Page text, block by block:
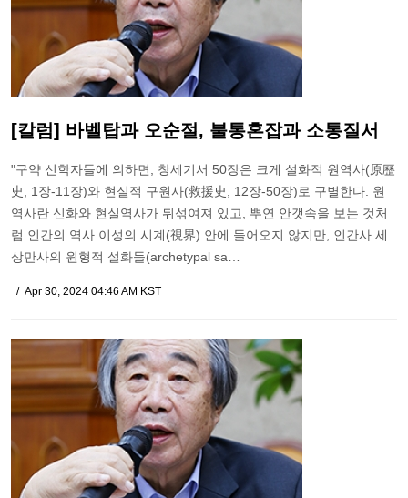
[칼럼] 바벨탑과 오순절, 불통혼잡과 소통질서
"구약 신학자들에 의하면, 창세기서 50장은 크게 설화적 원역사(原歷
史, 1장-11장)와 현실적 구원사(救援史, 12장-50장)로 구별한다. 원
역사란 신화와 현실역사가 뒤섞여져 있고, 뿌연 안갯속을 보는 것처
럼 인간의 역사 이성의 시계(視界) 안에 들어오지 않지만, 인간사 세
상만사의 원형적 설화들(archetypal sa…
Apr 30, 2024 04:46 AM KST